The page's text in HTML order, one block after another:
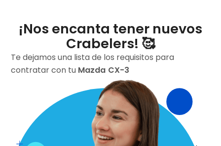
¡Nos encanta tener nuevos
Crabelers! 🥰
Te dejamos una lista de los requisitos para
contratar con tu Mazda CX-3